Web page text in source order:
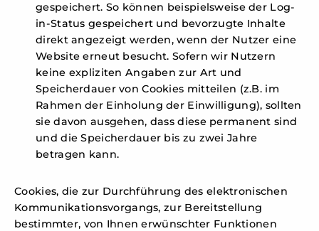
gespeichert. So können beispielsweise der Log-
in-Status gespeichert und bevorzugte Inhalte
direkt angezeigt werden, wenn der Nutzer eine
Website erneut besucht. Sofern wir Nutzern
keine expliziten Angaben zur Art und
Speicherdauer von Cookies mitteilen (z.B. im
Rahmen der Einholung der Einwilligung), sollten
sie davon ausgehen, dass diese permanent sind
und die Speicherdauer bis zu zwei Jahre
betragen kann.
Cookies, die zur Durchführung des elektronischen
Kommunikationsvorgangs, zur Bereitstellung
bestimmter, von Ihnen erwünschter Funktionen